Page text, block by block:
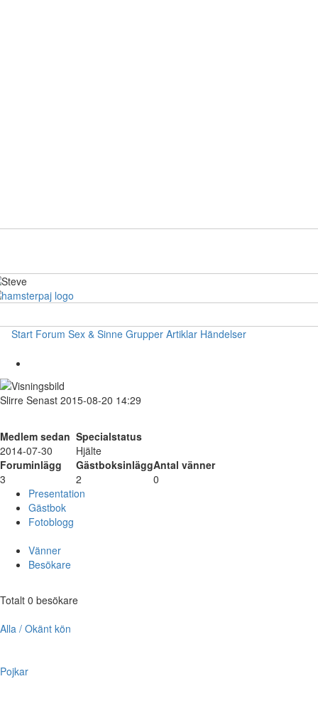
Start Forum Sex & Sinne Grupper Artiklar Händelser
Slirre Senast 2015-08-20 14:29
Medlem sedan Specialstatus
2014-07-30
Hjälte
Foruminlägg
GästboksinläggAntal vänner
3
2
0
Presentation
Gästbok
Fotoblogg
Vänner
Besökare
Totalt 0 besökare
Alla / Okänt kön
Pojkar